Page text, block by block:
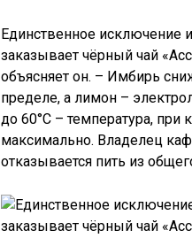
Единственное исключение
заказывает чёрный чай
объясняет он. – Имбирь
пределе, а лимон –
до 60°C – температура,
максимально. Владелец
отказывается пить из